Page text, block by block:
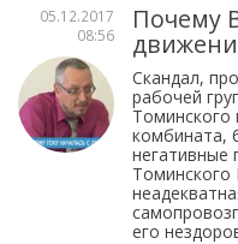
05.12.2017
08:56
Почему
Скандал,
рабочей
Томинского
комбината,
негативные
его